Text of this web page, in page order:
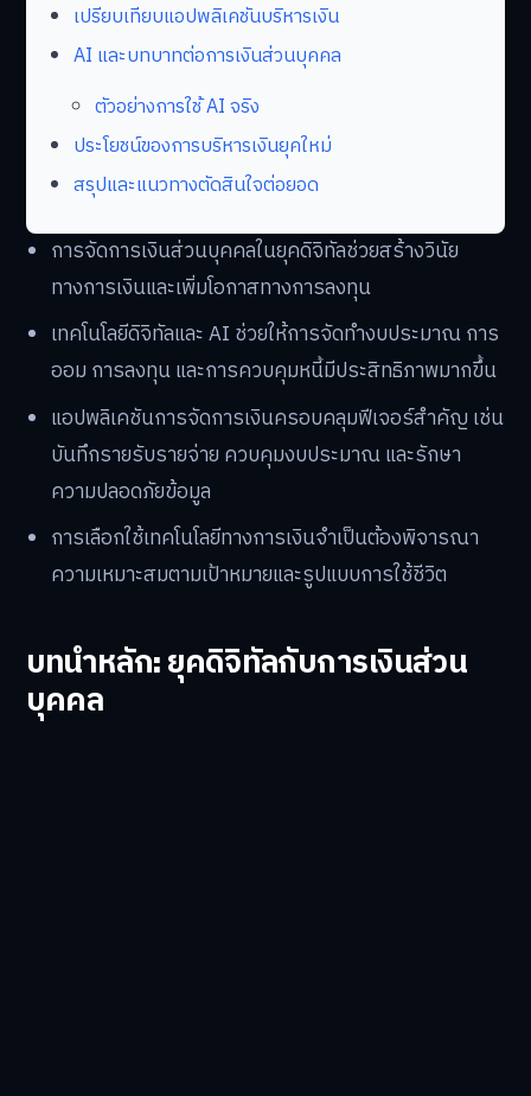
เปรียบเทียบแอปพลิเคชันบริหารเงิน
AI และบทบาทต่อการเงินส่วนบุคคล
ตัวอย่างการใช้ AI จริง
ประโยชน์ของการบริหารเงินยุคใหม่
สรุปและแนวทางตัดสินใจต่อยอด
การจัดการเงินส่วนบุคคลในยุคดิจิทัลช่วยสร้างวินัย
ทางการเงินและเพิ่มโอกาสทางการลงทุน
เทคโนโลยีดิจิทัลและ AI ช่วยให้การจัดทำงบประมาณ การ
ออม การลงทุน และการควบคุมหนี้มีประสิทธิภาพมากขึ้น
แอปพลิเคชันการจัดการเงินครอบคลุมฟีเจอร์สำคัญ เช่น
บันทึกรายรับรายจ่าย ควบคุมงบประมาณ และรักษา
ความปลอดภัยข้อมูล
การเลือกใช้เทคโนโลยีทางการเงินจำเป็นต้องพิจารณา
ความเหมาะสมตามเป้าหมายและรูปแบบการใช้ชีวิต
บทนำหลัก: ยุคดิจิทัลกับการเงินส่วน
บุคคล